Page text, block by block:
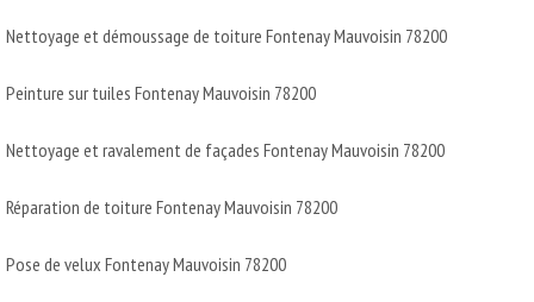
Nettoyage et démoussage de toiture Fontenay Mauvoisin 78200
Peinture sur tuiles Fontenay Mauvoisin 78200
Nettoyage et ravalement de façades Fontenay Mauvoisin 78200
Réparation de toiture Fontenay Mauvoisin 78200
Pose de velux Fontenay Mauvoisin 78200